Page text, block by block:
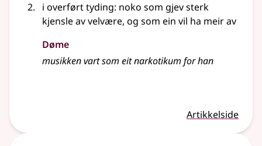
i overført tyding: noko som gjev sterk
kjensle av velvære, og som ein vil ha meir av
Døme
musikken vart som eit narkotikum for han
Artikkelside